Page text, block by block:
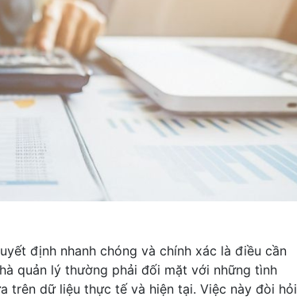
định nhanh chóng và chính xác là điều cần
quản lý thường phải đối mặt với những tình
trên dữ liệu thực tế và hiện tại. Việc này đòi hỏi